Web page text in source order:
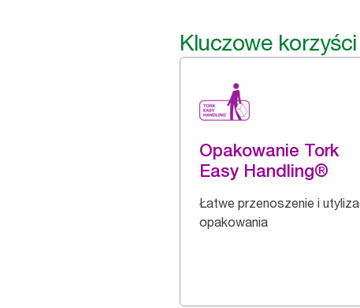
Kluczowe korzyści
Opakowanie Tork
Easy Handling®
Łatwe przenoszenie i
opakowania